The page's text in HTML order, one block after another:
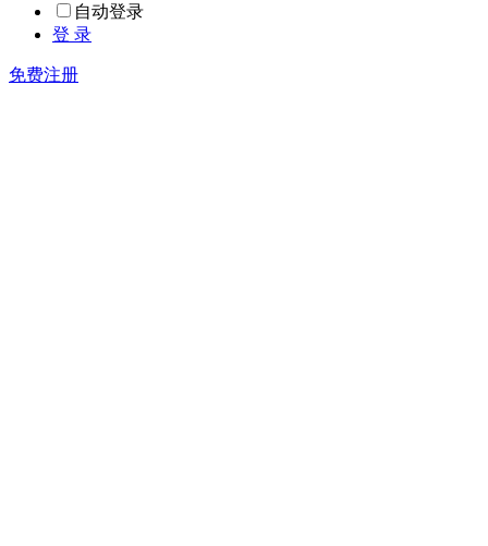
自动登录
登 录
免费注册